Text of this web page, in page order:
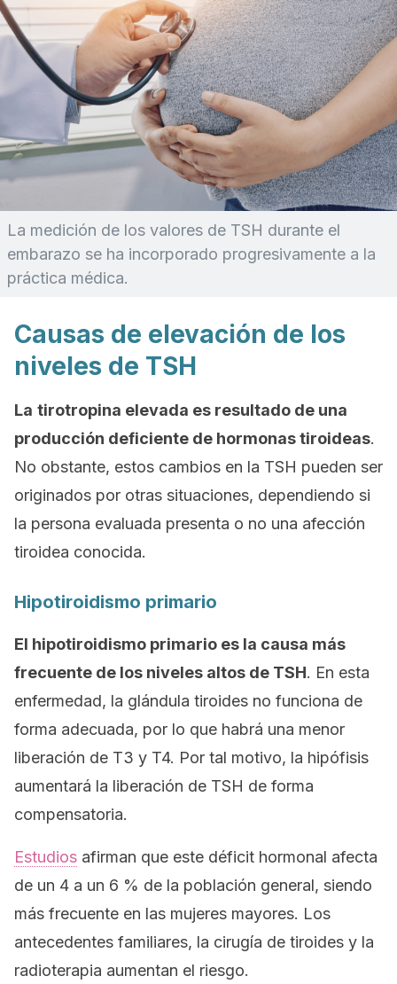
La medición de los valores de TSH durante el
embarazo se ha incorporado progresivamente a la
práctica médica.
Causas de elevación de los
niveles de TSH
La tirotropina elevada es resultado de una
producción deficiente de hormonas tiroideas.
No obstante, estos cambios en la TSH pueden ser
originados por otras situaciones, dependiendo si
la persona evaluada presenta o no una afección
tiroidea conocida.
Hipotiroidismo primario
El hipotiroidismo primario es la causa más
frecuente de los niveles altos de TSH. En esta
enfermedad, la glándula tiroides no funciona de
forma adecuada, por lo que habrá una menor
liberación de T3 y T4. Por tal motivo, la hipófisis
aumentará la liberación de TSH de forma
compensatoria.
Estudios afirman que este déficit hormonal afecta
de un 4 a un 6 % de la población general, siendo
más frecuente en las mujeres mayores. Los
antecedentes familiares, la cirugía de tiroides y la
radioterapia aumentan el riesgo.